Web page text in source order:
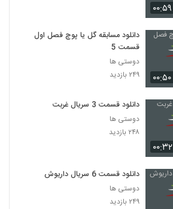
۰۰:۵۹
۰۰:۵۰
دانلود مسابقه گل یا پوچ فصل اول
قسمت 5
دوستی ها
۲۴۹ بازدید
۰۰:۳۲
دانلود قسمت 3 سریال غربت
دوستی ها
۲۴۸ بازدید
دانلود قسمت 6 سریال داریوش
دوستی ها
۲۴۹ بازدید